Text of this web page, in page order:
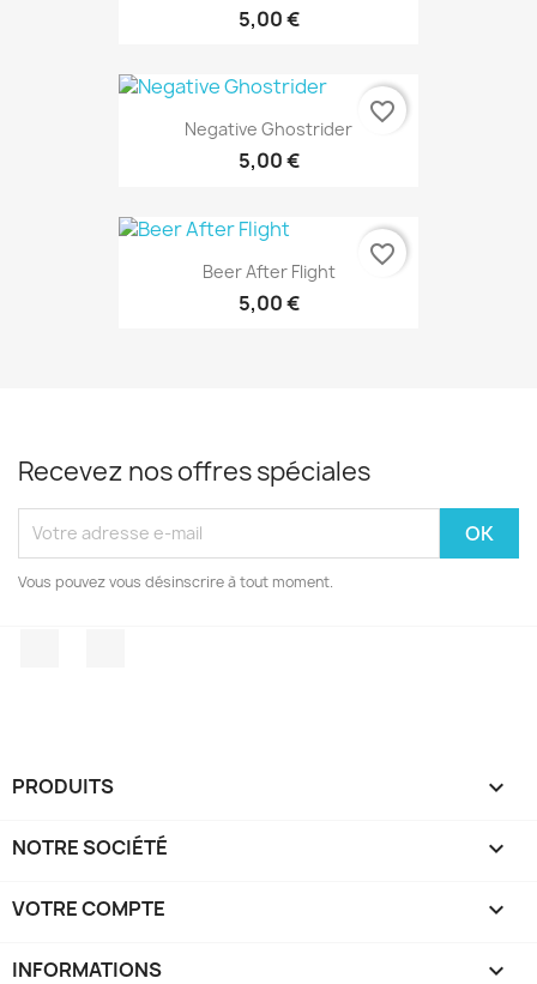
5,00 €
Negative Ghostrider
5,00 €
favorite_border
Beer After Flight
5,00 €
favorite_border
Recevez nos offres spéciales
Vous pouvez vous désinscrire à tout moment.
PRODUITS 
NOTRE SOCIÉTÉ 
VOTRE COMPTE 
INFORMATIONS keyboard_arrow_down